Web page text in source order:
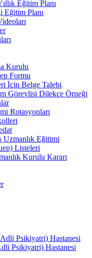
Eğitim Planı
Planı
Kurulu
Formu
İçin Belge Talebi
Görevlisi Dilekçe Örneği
Rotasyonları
Uzmanlık Eğitimi
Listeleri
Kurulu Kararı
Psikiyatri) Hastanesi
Psikiyatri) Hastanesi